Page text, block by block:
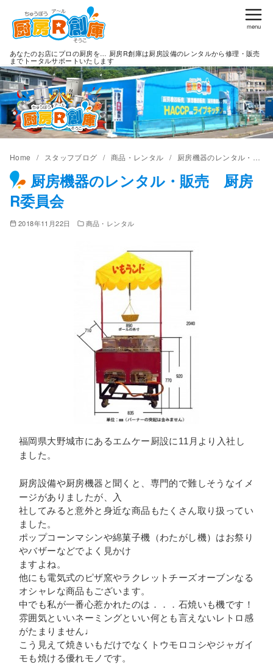
ツ
へ
移
動
あなたのお店にプロの厨房を… 厨房R創庫は厨房設備のレンタルから修理・販売
までトータルサポートいたします
Home スタッフブログ 商品・レンタル 厨房機器のレンタル・販売 厨房R委員会
厨房機器のレンタル・販売 厨房
R委員会
2018年11月22日 商品・レンタル
福岡県大野城市にあるエムケー厨設に11月より入社し
ま した。
厨房設備や厨房機器と聞くと、専門的で難しそう なイメ
ージがありましたが、入
社してみると意外と身近な商品もたくさん取り扱ってい
ました。
ポップコーンマシンや綿菓子機（わたがし機）はお祭り
やバザーなどでよく見かけ
ますよね。
他にも電気式のピザ窯やラクレットチーズオーブンなる
オシャレな商品もございます。
中でも私が一番心惹かれたのは．．．石焼いも機です！
雰囲気といいネーミングといい何とも言えないレトロ感
がたまりません♩
こう見えて焼きいもだけでなくトウモロコシやジャガイ
モも焼ける優れモノです。